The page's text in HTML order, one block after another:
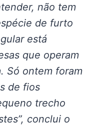
não tem
de furto
está
que operam
Só ontem foram
de fios
trecho
conclui o